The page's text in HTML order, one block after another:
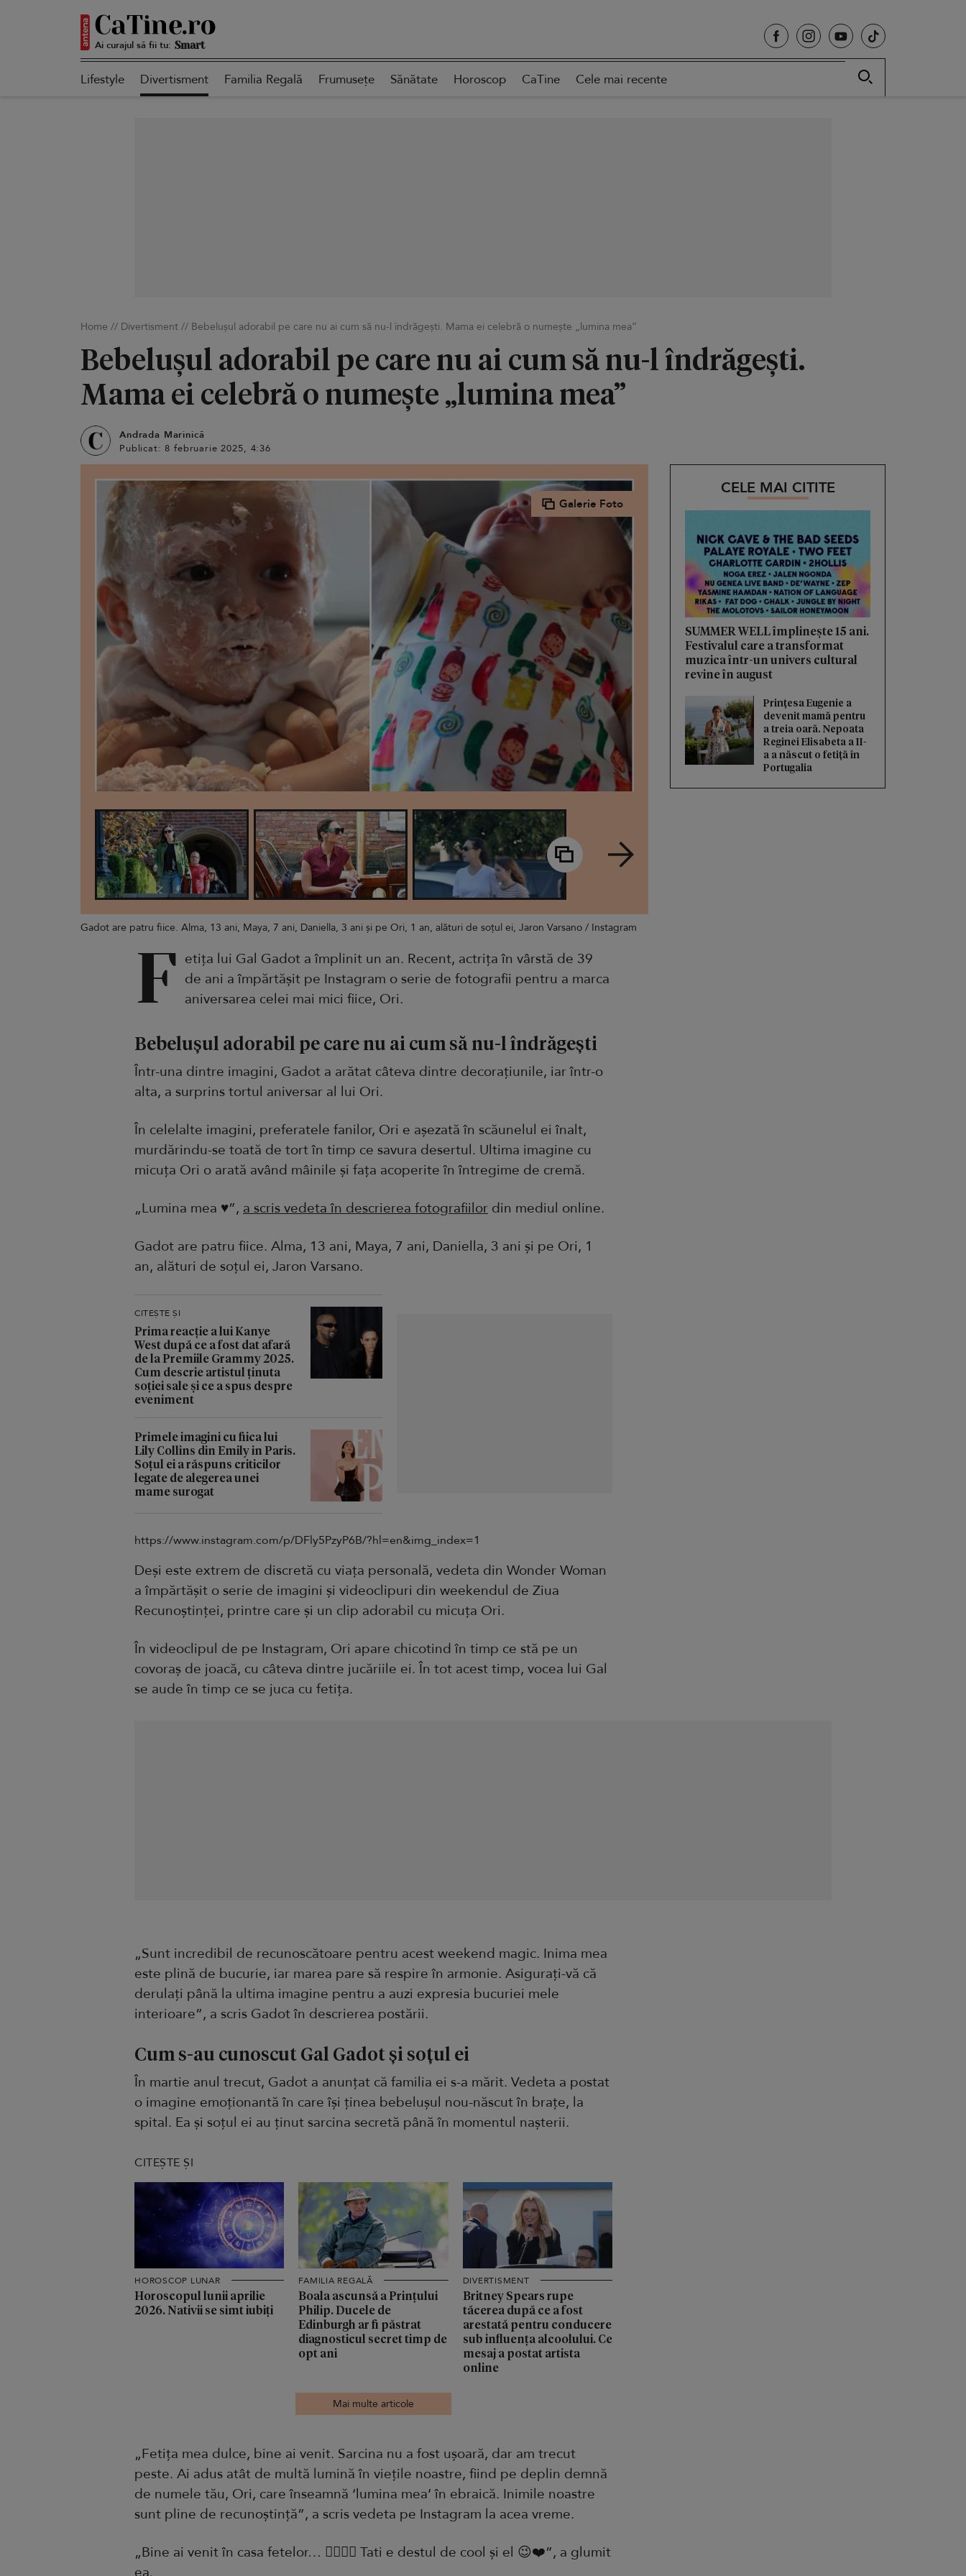
Ai curajul să fii tu: Autentică
Lifestyle Divertisment Familia Regală Frumusețe Sănătate Horoscop CaTine Cele mai recente
Home // Divertisment // Bebelușul adorabil pe care nu ai cum să nu-l îndrăgești. Mama ei celebră o numește „lumina mea”
Bebelușul adorabil pe care nu ai cum să nu-l îndrăgești.
Mama ei celebră o numește „lumina mea”
Andrada Marinică
Publicat: 8 februarie 2025, 4:36
Galerie Foto
Gadot are patru fiice. Alma, 13 ani, Maya, 7 ani, Daniella, 3 ani și pe Ori, 1 an, alături de soțul ei, Jaron Varsano / Instagram
CELE MAI CITITE
SUMMER WELL împlinește 15 ani.
Festivalul care a transformat
muzica într-un univers cultural
revine în august
Prințesa Eugenie a
devenit mamă pentru
a treia oară. Nepoata
Reginei Elisabeta a II-
a a născut o fetiță în
Portugalia
F etița lui Gal Gadot a împlinit un an. Recent, actrița în vârstă de 39
de ani a împărtășit pe Instagram o serie de fotografii pentru a marca
aniversarea celei mai mici fiice, Ori.
Bebelușul adorabil pe care nu ai cum să nu-l îndrăgești
Într-una dintre imagini, Gadot a arătat câteva dintre decorațiunile, iar într-o
alta, a surprins tortul aniversar al lui Ori.
În celelalte imagini, preferatele fanilor, Ori e așezată în scăunelul ei înalt,
murdărindu-se toată de tort în timp ce savura desertul. Ultima imagine cu
micuța Ori o arată având mâinile și fața acoperite în întregime de cremă.
„Lumina mea ♥️”, a scris vedeta în descrierea fotografiilor din mediul online.
Gadot are patru fiice. Alma, 13 ani, Maya, 7 ani, Daniella, 3 ani și pe Ori, 1
an, alături de soțul ei, Jaron Varsano.
CITEȘTE ȘI
Prima reacție a lui Kanye
West după ce a fost dat afară
de la Premiile Grammy 2025.
Cum descrie artistul ținuta
soției sale și ce a spus despre
eveniment
Primele imagini cu fiica lui
Lily Collins din Emily in Paris.
Soțul ei a răspuns criticilor
legate de alegerea unei
mame surogat
https://www.instagram.com/p/DFly5PzyP6B/?hl=en&img_index=1
Deși este extrem de discretă cu viața personală, vedeta din Wonder Woman
a împărtășit o serie de imagini și videoclipuri din weekendul de Ziua
Recunoștinței, printre care și un clip adorabil cu micuța Ori.
În videoclipul de pe Instagram, Ori apare chicotind în timp ce stă pe un
covoraș de joacă, cu câteva dintre jucăriile ei. În tot acest timp, vocea lui Gal
se aude în timp ce se juca cu fetița.
„Sunt incredibil de recunoscătoare pentru acest weekend magic. Inima mea
este plină de bucurie, iar marea pare să respire în armonie. Asigurați-vă că
derulați până la ultima imagine pentru a auzi expresia bucuriei mele
interioare”, a scris Gadot în descrierea postării.
Cum s-au cunoscut Gal Gadot și soțul ei
În martie anul trecut, Gadot a anunțat că familia ei s-a mărit. Vedeta a postat
o imagine emoționantă în care își ținea bebelușul nou-născut în brațe, la
spital. Ea și soțul ei au ținut sarcina secretă până în momentul nașterii.
CITEȘTE ȘI
HOROSCOP LUNAR
Horoscopul lunii aprilie
2026. Nativii se simt iubiți
FAMILIA REGALĂ
Boala ascunsă a Prințului
Philip. Ducele de
Edinburgh ar fi păstrat
diagnosticul secret timp de
opt ani
DIVERTISMENT
Britney Spears rupe
tăcerea după ce a fost
arestată pentru conducere
sub influența alcoolului. Ce
mesaj a postat artista
online
Mai multe articole
„Fetița mea dulce, bine ai venit. Sarcina nu a fost ușoară, dar am trecut
peste. Ai adus atât de multă lumină în viețile noastre, fiind pe deplin demnă
de numele tău, Ori, care înseamnă ‘lumina mea’ în ebraică. Inimile noastre
sunt pline de recunoștință”, a scris vedeta pe Instagram la acea vreme.
„Bine ai venit în casa fetelor… 👯‍♀️👯‍♀️ Tati e destul de cool și el 😉❤️”, a glumit